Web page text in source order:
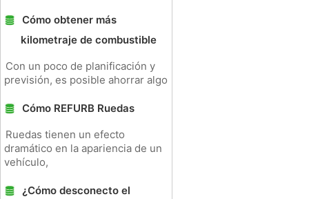
Cómo obtener más
kilometraje de combustible
Con un poco de planificación y
previsión, es posible ahorrar algo
Cómo REFURB Ruedas
Ruedas tienen un efecto
dramático en la apariencia de un
vehículo,
¿Cómo desconecto el